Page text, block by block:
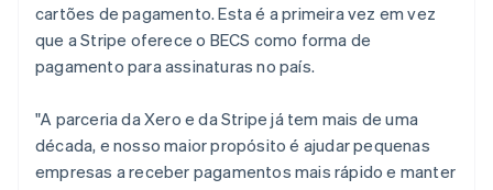
cartões de pagamento. Esta é a primeira vez em vez
que a Stripe oferece o BECS como forma de
pagamento para assinaturas no país.
"A parceria da Xero e da Stripe já tem mais de uma
década, e nosso maior propósito é ajudar pequenas
empresas a receber pagamentos mais rápido e manter
Estônia
English
Finlândia
EnglishSvenska
Français English
Gibraltar
English